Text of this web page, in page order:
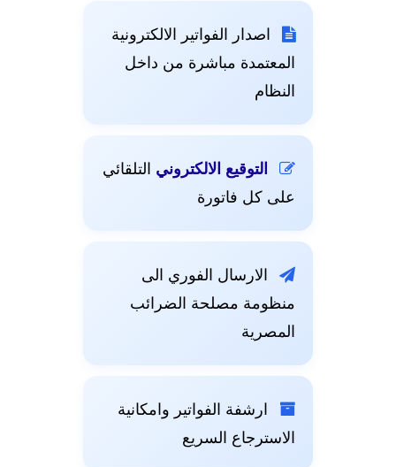
اصدار الفواتير الالكترونية
المعتمدة مباشرة من داخل
النظام
التوقيع الالكتروني التلقائي
على كل فاتورة
الارسال الفوري الى
منظومة مصلحة الضرائب
المصرية
ارشفة الفواتير وامكانية
الاسترجاع السريع